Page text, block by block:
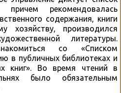
причем рекомендовалась
содержания, книги
хозяйству, производился
литературы.
со «Списком
в публичных библиотеках и
книг». Во время чтений в
было обязательным